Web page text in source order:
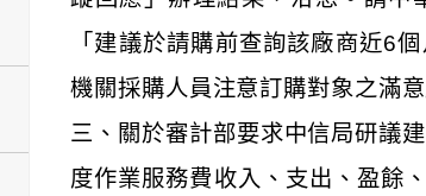
「建議於請購前查詢該廠商近6
機關採購人員注意訂購對象之滿意
三、關於審計部要求中信局研議
度作業服務費收入、支出、盈餘